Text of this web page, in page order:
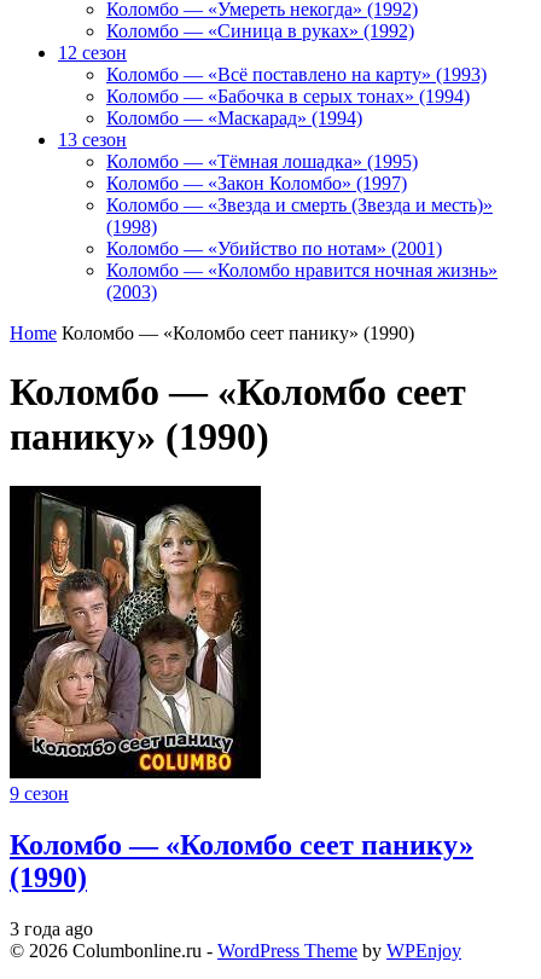
Коломбо — «Умереть некогда» (1992)
Коломбо — «Синица в руках» (1992)
12 сезон
Коломбо — «Всё поставлено на карту» (1993)
Коломбо — «Бабочка в серых тонах» (1994)
Коломбо — «Маскарад» (1994)
13 сезон
Коломбо — «Тёмная лошадка» (1995)
Коломбо — «Закон Коломбо» (1997)
Коломбо — «Звезда и смерть (Звезда и месть)»
(1998)
Коломбо — «Убийство по нотам» (2001)
Коломбо — «Коломбо нравится ночная жизнь»
(2003)
Home Коломбо — «Коломбо сеет панику» (1990)
Коломбо — «Коломбо сеет
панику» (1990)
9 сезон
Коломбо — «Коломбо сеет панику»
(1990)
3 года ago
© 2026 Columbonline.ru - WordPress Theme by WPEnjoy